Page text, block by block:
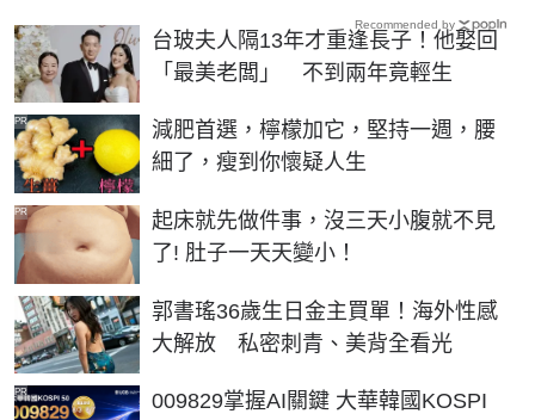
台玻夫人隔13年才重逢長子！他娶回
「最美老闆」 不到兩年竟輕生
減肥首選，檸檬加它，堅持一週，腰
細了，瘦到你懷疑人生
PR
起床就先做件事，沒三天小腹就不見
了! 肚子一天天變小！
PR
郭書瑤36歲生日金主買單！海外性感
大解放 私密刺青、美背全看光
009829掌握AI關鍵 大華韓國KOSPI
PR
Recommended by